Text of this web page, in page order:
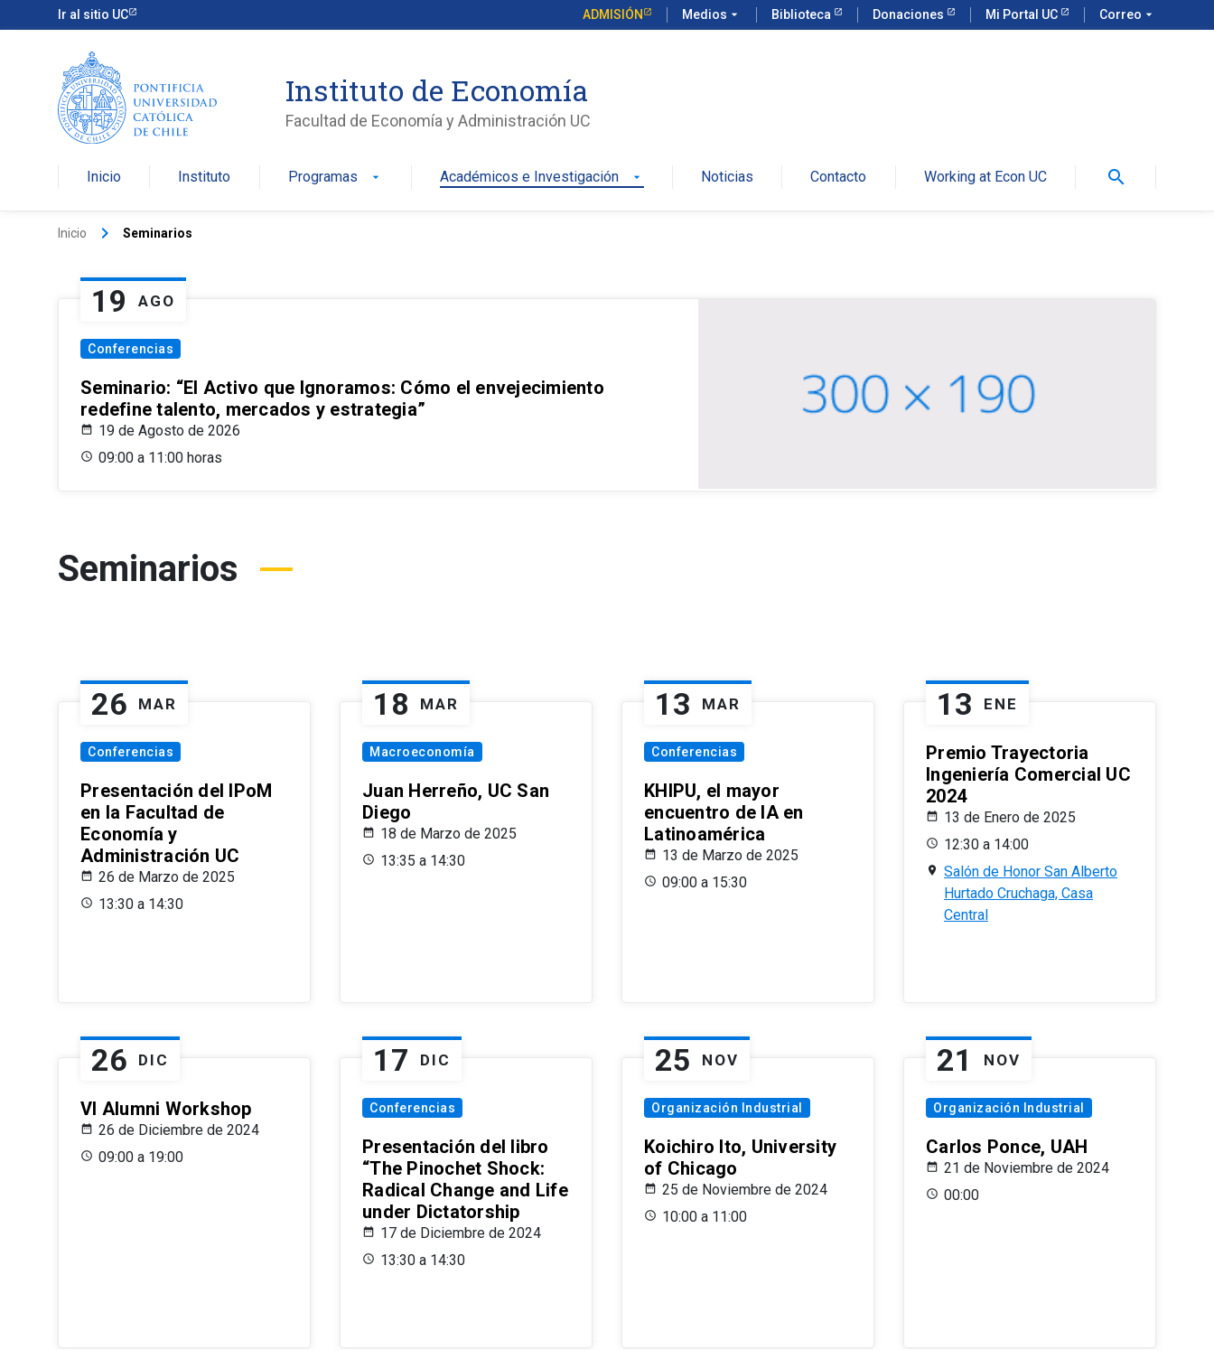
Ir al sitio UC ADMISIÓN Medios arrow_drop_down Biblioteca Donaciones Mi Portal UC Correo arrow_drop_down
Instituto de Economía
Facultad de Economía y Administración UC
Inicio Instituto Programas arrow_drop_down Académicos e Investigación arrow_drop_down Noticias Contacto Working at Econ UC search
Inicio keyboard_arrow_right Seminarios
19 AGO
Conferencias
Seminario: “El Activo que Ignoramos: Cómo el envejecimiento
redefine talento, mercados y estrategia”
19 de Agosto de 2026
09:00 a 11:00 horas
Seminarios
26 MAR
Conferencias
Presentación del IPoM
en la Facultad de
Economía y
Administración UC
26 de Marzo de 2025
13:30 a 14:30
18 MAR
Macroeconomía
Juan Herreño, UC San
Diego
18 de Marzo de 2025
13:35 a 14:30
13 MAR
Conferencias
KHIPU, el mayor
encuentro de IA en
Latinoamérica
13 de Marzo de 2025
09:00 a 15:30
13 ENE
Premio Trayectoria
Ingeniería Comercial UC
2024
13 de Enero de 2025
12:30 a 14:00
Salón de Honor San Alberto
Hurtado Cruchaga, Casa
Central
26 DIC
VI Alumni Workshop
26 de Diciembre de 2024
09:00 a 19:00
17 DIC
Conferencias
Presentación del libro
“The Pinochet Shock:
Radical Change and Life
under Dictatorship
17 de Diciembre de 2024
13:30 a 14:30
25 NOV
Organización Industrial
Koichiro Ito, University
of Chicago
25 de Noviembre de 2024
10:00 a 11:00
21 NOV
Organización Industrial
Carlos Ponce, UAH
21 de Noviembre de 2024
00:00